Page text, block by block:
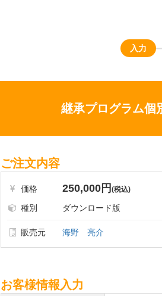
継承プログラム個
ご注文内容
価格 250,000円 (税込)
種別 ダウンロード版
販売元 海野 亮介
お客様情報入力